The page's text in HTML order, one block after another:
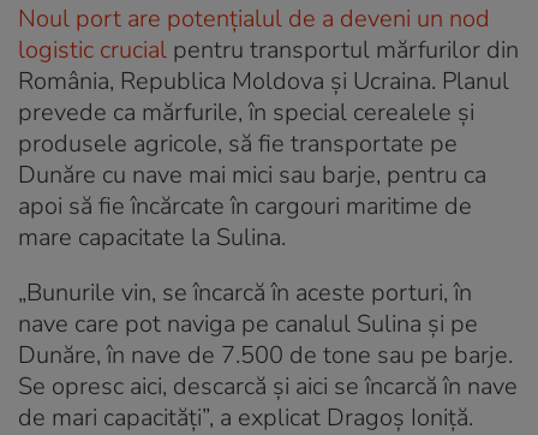
Noul port are potențialul de a deveni un nod
logistic crucial pentru transportul mărfurilor din
România, Republica Moldova și Ucraina. Planul
prevede ca mărfurile, în special cerealele și
produsele agricole, să fie transportate pe
Dunăre cu nave mai mici sau barje, pentru ca
apoi să fie încărcate în cargouri maritime de
mare capacitate la Sulina.
„Bunurile vin, se încarcă în aceste porturi, în
nave care pot naviga pe canalul Sulina și pe
Dunăre, în nave de 7.500 de tone sau pe barje.
Se opresc aici, descarcă și aici se încarcă în nave
de mari capacități”, a explicat Dragoș Ioniță.